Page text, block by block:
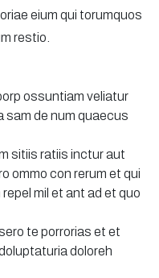
eium qui torumquos
restio.
ossuntiam veliatur
sam de num quaecus
sitiis ratiis inctur aut
ommo con rerum et qui
mil et ant ad et quo
te porrorias et et
doloreh